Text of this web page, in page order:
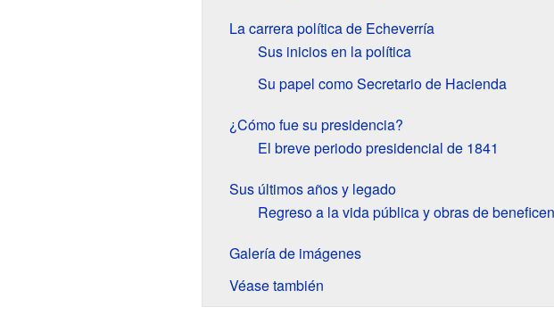
La carrera política de Echeverría
Sus inicios en la política
Su papel como Secretario de Hacienda
¿Cómo fue su presidencia?
El breve periodo presidencial de 1841
Sus últimos años y legado
Regreso a la vida pública y obras de
Galería de imágenes
Véase también